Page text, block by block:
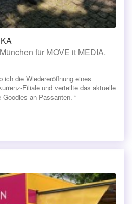
für MOVE it MEDIA.
ich die Wiedereröffnung eines
Filiale und verteilte das aktuelle
an Passanten. “